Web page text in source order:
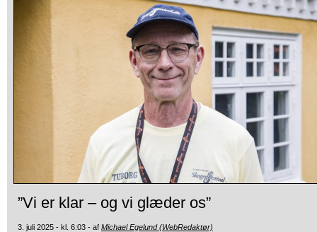
”Vi er klar – og vi glæder os”
3. juli 2025 - kl. 6:03 - af Michael Egelund (WebRedaktør)